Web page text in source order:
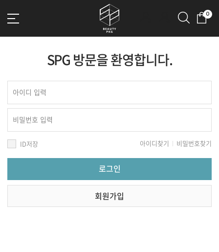
0
SPG 방문을 환영합니다.
ID저장 아이디찾기 비밀번호찾기
회원가입